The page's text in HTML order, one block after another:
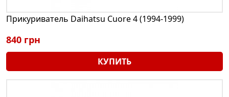
Прикуриватель Daihatsu Cuore 4 (1994-1999)
840 грн
КУПИТЬ